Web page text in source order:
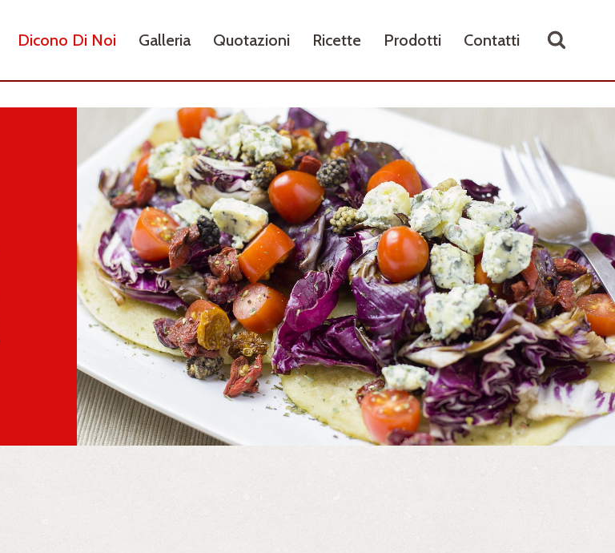
Dicono Di Noi Galleria Quotazioni Ricette Prodotti Contatti